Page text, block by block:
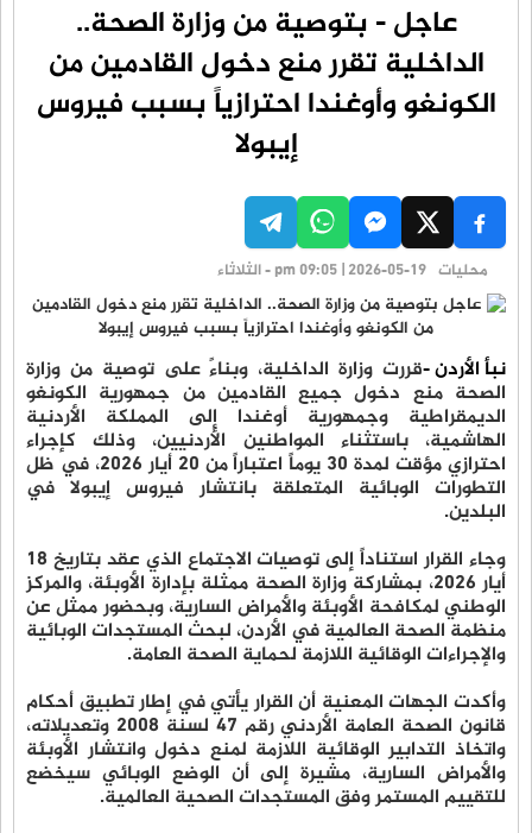
عاجل - بتوصية من وزارة الصحة..
الداخلية تقرر منع دخول القادمين من
الكونغو وأوغندا احترازياً بسبب فيروس
إيبولا
محليات pm 09:05 | 2026-05-19 - الثلاثاء
نبأ الأردن -قررت وزارة الداخلية، وبناءً على توصية من وزارة
الصحة منع دخول جميع القادمين من جمهورية الكونغو
الديمقراطية وجمهورية أوغندا إلى المملكة الأردنية
الهاشمية، باستثناء المواطنين الأردنيين، وذلك كإجراء
احترازي مؤقت لمدة 30 يوماً اعتباراً من 20 أيار 2026، في ظل
التطورات الوبائية المتعلقة بانتشار فيروس إيبولا في
البلدين.
وجاء القرار استناداً إلى توصيات الاجتماع الذي عقد بتاريخ 18
أيار 2026، بمشاركة وزارة الصحة ممثلة بإدارة الأوبئة، والمركز
الوطني لمكافحة الأوبئة والأمراض السارية، وبحضور ممثل عن
منظمة الصحة العالمية في الأردن، لبحث المستجدات الوبائية
والإجراءات الوقائية اللازمة لحماية الصحة العامة.
وأكدت الجهات المعنية أن القرار يأتي في إطار تطبيق أحكام
قانون الصحة العامة الأردني رقم 47 لسنة 2008 وتعديلاته،
واتخاذ التدابير الوقائية اللازمة لمنع دخول وانتشار الأوبئة
والأمراض السارية، مشيرة إلى أن الوضع الوبائي سيخضع
للتقييم المستمر وفق المستجدات الصحية العالمية.